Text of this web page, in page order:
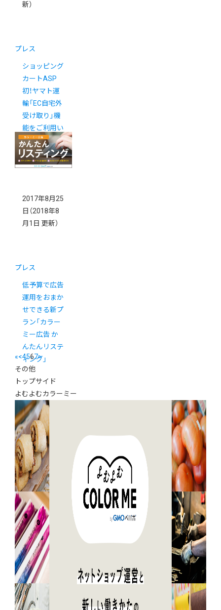
新）
プレス
ショッピング
カートASP
初！ヤマト運
輸「EC自宅外
受け取り」機
能をご利用い
ただけるよう
になりました
2017年8月25
日 （2018年8
月1日 更新）
プレス
低予算で広告
運用をおまか
せできる新プ
ラン「カラー
ミー広告 か
んたんリステ
ィング」
«<4567>
その他
トップサイド
よむよむカラーミー